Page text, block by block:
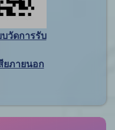
วัดการรับ
ยภายนอก